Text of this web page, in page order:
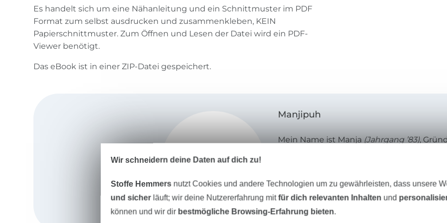
Es handelt sich um eine Nähanleitung und ein Schnittmuster im PDF
Format zum selbst ausdrucken und zusammenkleben, KEIN
Papierschnittmuster. Zum Öffnen und Lesen der Datei wird ein PDF-
Viewer benötigt.
Das eBook ist in einer ZIP-Datei gespeichert.
Manjipuh
Mein Name ist Manja (Jahrgang ’83),
und entwerfe seither Schnittmuster für
Accessoires. Meine Kollektion umfasst
Damenmode. Aber auch Schnittmuster
Wir schneidern deine Daten auf dich zu!
Stoffe Hemmers nutzt Cookies und andere Technologien um zu gewährleisten, dass unsere
und sicherläuft; wir deine Nutzererfahrung mitfür dich relevanten Inhalten und
können und wir dir bestmögliche Browsing-Erfahrung bieten.